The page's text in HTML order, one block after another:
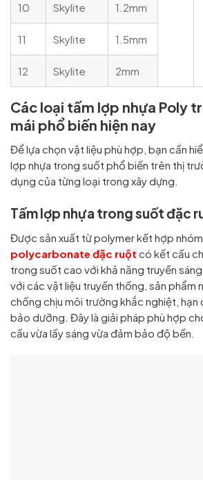
10 Skylite 1.2mm
11 Skylite 1.5mm
12 Skylite 2mm
Các loại tấm lợp nhựa Poly
mái phổ biến hiện nay
Để lựa chọn vật liệu phù hợp, bạn cần
lợp nhựa trong suốt phổ biến trên thị
dụng của từng loại trong xây dựng.
Tấm lợp nhựa trong suốt đặc
Được sản xuất từ polymer kết hợp
polycarbonate đặc ruột có kết cấu
trong suốt cao với khả năng truyền
với các vật liệu truyền thống, sản phẩm
chống chịu môi trường khắc nghiệt, hạn
bảo dưỡng. Đây là giải pháp phù hợp
cầu vừa lấy sáng vừa đảm bảo độ bền.